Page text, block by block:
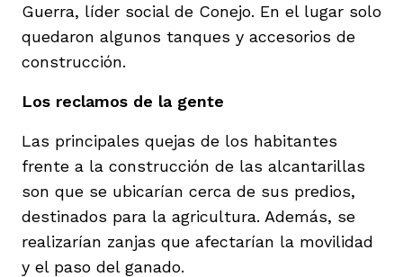
Guerra, líder social de Conejo. En el lugar solo
quedaron algunos tanques y accesorios de
construcción.
Los reclamos de la gente
Las principales quejas de los habitantes
frente a la construcción de las alcantarillas
son que se ubicarían cerca de sus predios,
destinados para la agricultura. Además, se
realizarían zanjas que afectarían la movilidad
y el paso del ganado.